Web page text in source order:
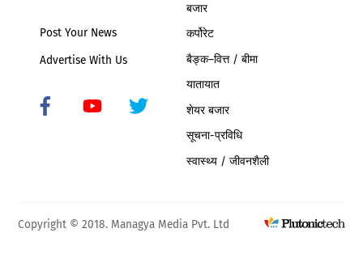
Post Your News
Advertise With Us
Icon
बजार
कर्पोरेट
बैङ्क–वित्त / बीमा
यातायात
शेयर बजार
सूचना-प्रविधि
स्वास्थ्य / जीवनशैली
Copyright © 2018. Managya Media Pvt. Ltd